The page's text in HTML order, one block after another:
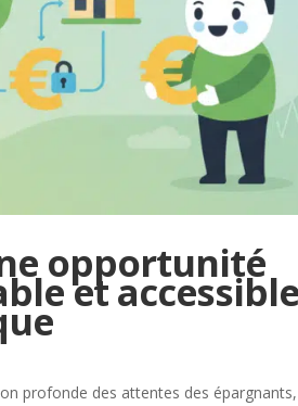
opportunité
et
profonde des attentes des